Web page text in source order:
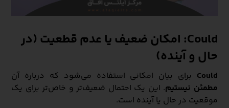
Could: امکان ضعیف یا عدم قطعیت (در
حال و آینده)
Could برای بیان امکانی استفاده می‌شود که درباره آن
مطمئن نیستیم. این یک احتمال ضعیف‌تر و خاص‌تر برای یک
موقعیت در حال یا آینده است.